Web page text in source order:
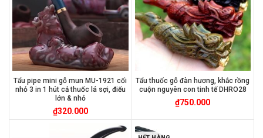
Tẩu pipe mini gỗ mun MU-1921 cối
nhỏ 3 in 1 hút cả thuốc lá sợi, điếu
lớn & nhỏ
₫320.000
Tẩu thuốc gỗ đàn hương, khắc rồng
cuộn nguyên con tinh tế DHRO28
₫750.000